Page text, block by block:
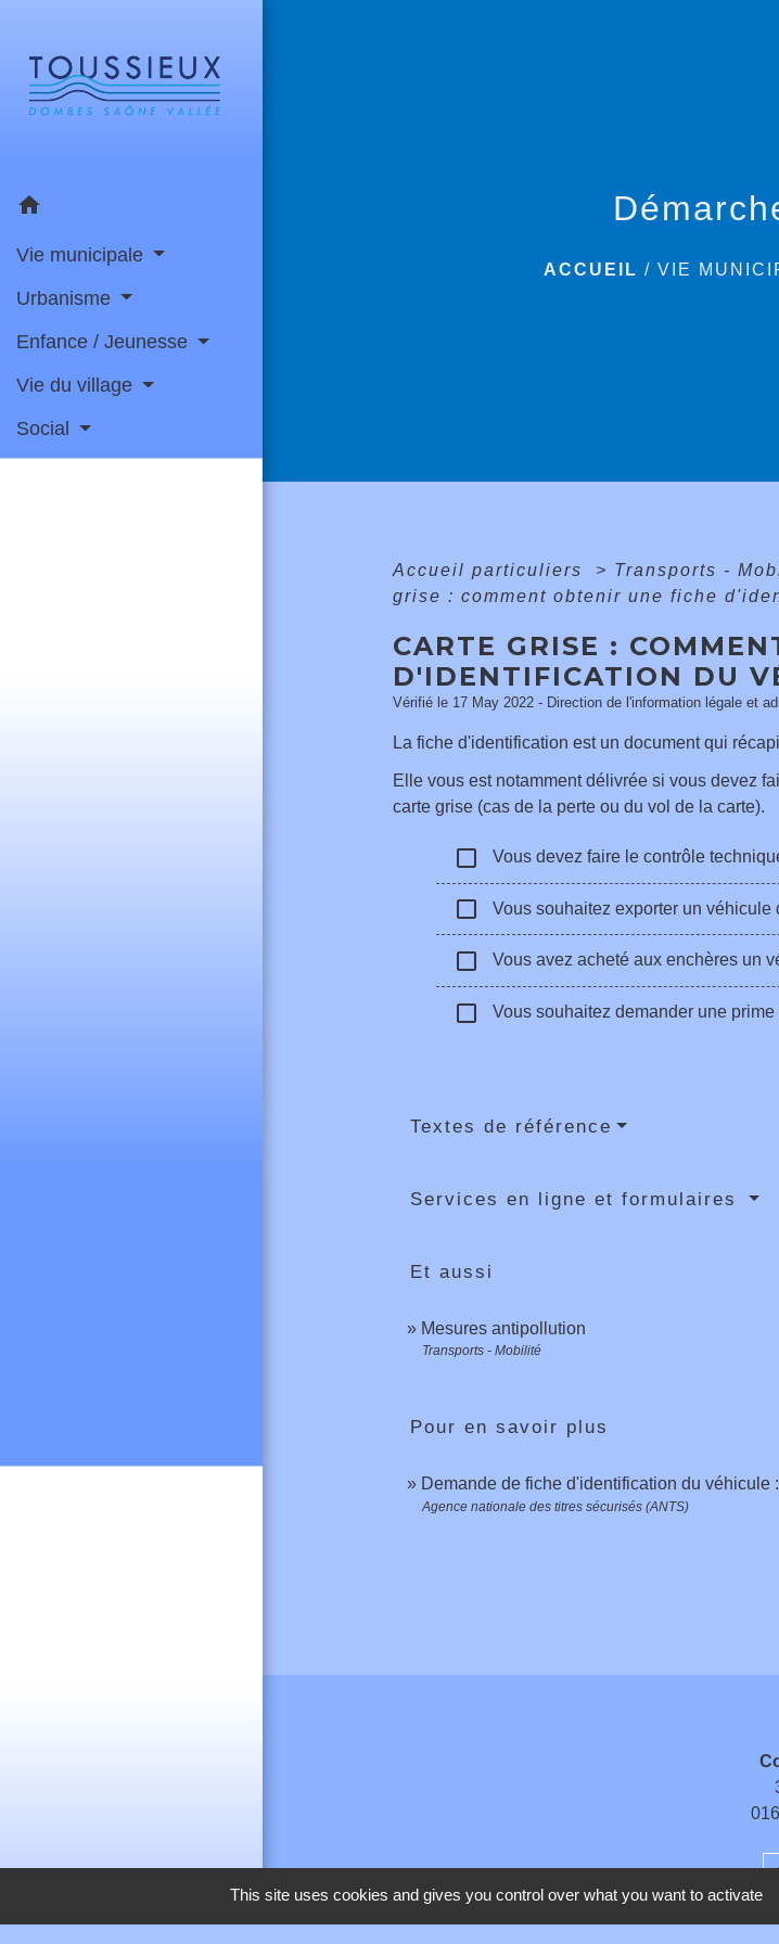
home
Vie municipale
Urbanisme
Enfance / Jeunesse
Vie du village
Social
ACCUEIL /VIE
Accueil particuliers > Transports -
grise : comment obtenir une fiche
CARTE GRISE :
D'IDENTIFICATION DU
Vérifié le 17 May 2022 - Direction de l'information légale et
La fiche d'identification est un document qui
Elle vous est notamment délivrée si vous devez
carte grise (cas de la perte ou du vol de la carte).
check_box_outline_blank Vous devez faire le contrôle
check_box_outline_blank Vous souhaitez exporter un
check_box_outline_blank Vous avez acheté aux enchères un
check_box_outline_blank Vous souhaitez demander une
Textes de référence
Services en ligne et formulaires
Et aussi
Mesures antipollution
Transports - Mobilité
Pour en savoir plus
Demande de fiche d'identification du véhicule
Agence nationale des titres sécurisés (ANTS)
This site uses cookies and gives you control over what you want to activate